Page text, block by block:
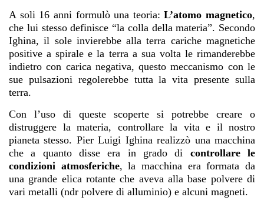
A soli 16 anni formulò una teoria:L’atomo magnetico,
che lui stesso definisce “la colla della materia”. Secondo
Ighina, il sole invierebbe alla terra cariche magnetiche
positive a spirale e la terra a sua volta le rimanderebbe
indietro con carica negativa, questo meccanismo con le
sue pulsazioni regolerebbe tutta la vita presente sulla
terra.
Con l’uso di queste scoperte si potrebbe creare o
distruggere la materia, controllare la vita e il nostro
pianeta stesso. Pier Luigi Ighina realizzò una macchina
che a quanto disse era in grado di controllare le
condizioni atmosferiche, la macchina era formata da
una grande elica rotante che aveva alla base polvere di
vari metalli (ndr polvere di alluminio) e alcuni magneti.